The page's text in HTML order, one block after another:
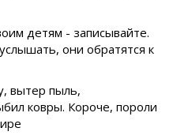
детям - записывайте.
они обратятся к
вытер пыль,
ковры. Короче, пороли